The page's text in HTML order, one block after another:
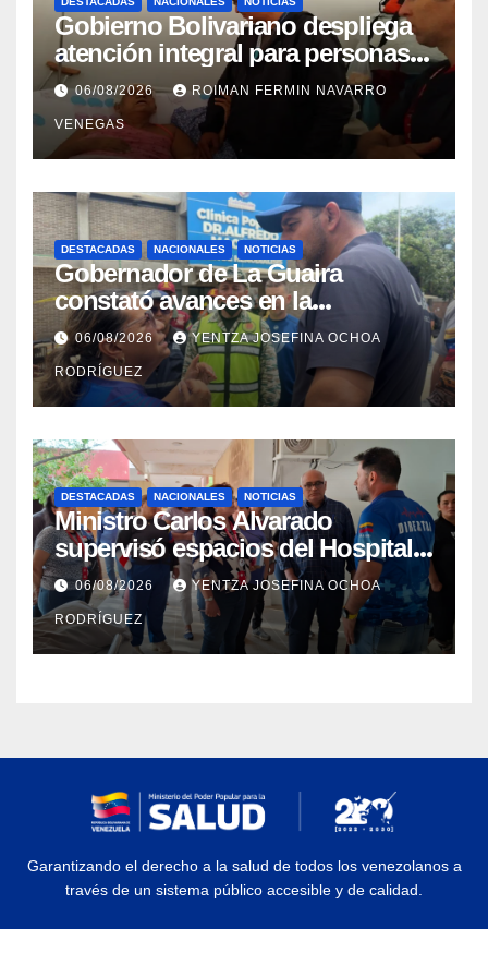
Gobierno Bolivariano despliega
atención integral para personas
con discapacidad en
campamentos de La Guaira
06/08/2026 ROIMAN FERMIN NAVARRO
VENEGAS
DESTACADAS NACIONALES NOTICIAS
Gobernador de La Guaira
constató avances en la
rehabilitación del Hospitalito de
Catia la Mar
06/08/2026 YENTZA JOSEFINA OCHOA
RODRÍGUEZ
DESTACADAS NACIONALES NOTICIAS
Ministro Carlos Alvarado
supervisó espacios del Hospital
Dermatológico Dr. Martín Vegas
en La Guaira
06/08/2026 YENTZA JOSEFINA OCHOA
RODRÍGUEZ
Garantizando el derecho a la salud de todos los venezolanos a
través de un sistema público accesible y de calidad.